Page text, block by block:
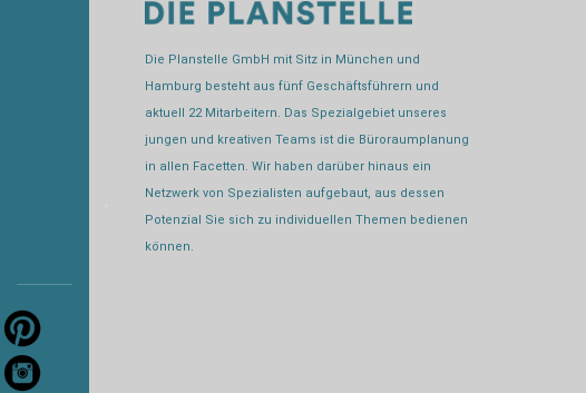
Die Planstelle GmbH mit Sitz in München und
Hamburg besteht aus fünf Geschäftsführern und
aktuell 22 Mitarbeitern. Das Spezialgebiet unseres
jungen und kreativen Teams ist die Büroraumplanung
in allen Facetten. Wir haben darüber hinaus ein
Netzwerk von Spezialisten aufgebaut, aus dessen
Potenzial Sie sich zu individuellen Themen bedienen
können.